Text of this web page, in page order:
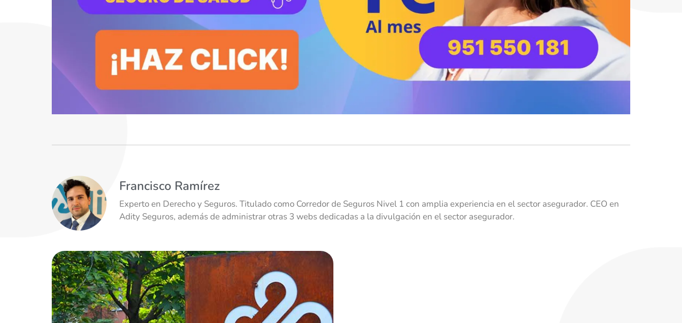
Francisco Ramírez
Experto en Derecho y Seguros. Titulado como Corredor de Seguros Nivel 1 con amplia experiencia en el sector asegurador. CEO en
Adity Seguros, además de administrar otras 3 webs dedicadas a la divulgación en el sector asegurador.